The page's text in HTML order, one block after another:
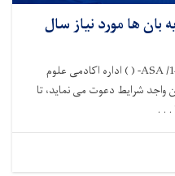
بان ها مورد نیاز سال
شماره دعوتنامه داوطلبی : ASA /1405/NCB/G- ( ) اداره اکادمی علوم
واجد شرایط دعوت می نماید، تا
. . .